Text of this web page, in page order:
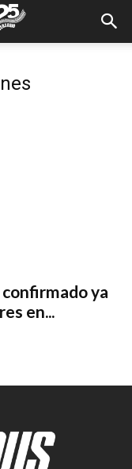
ya
en...